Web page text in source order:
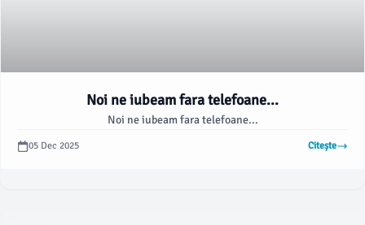
Noi ne iubeam fara telefoane...
Noi ne iubeam fara telefoane...
05 Dec 2025 Citește